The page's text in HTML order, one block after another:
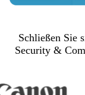
Schließen Sie
Security &